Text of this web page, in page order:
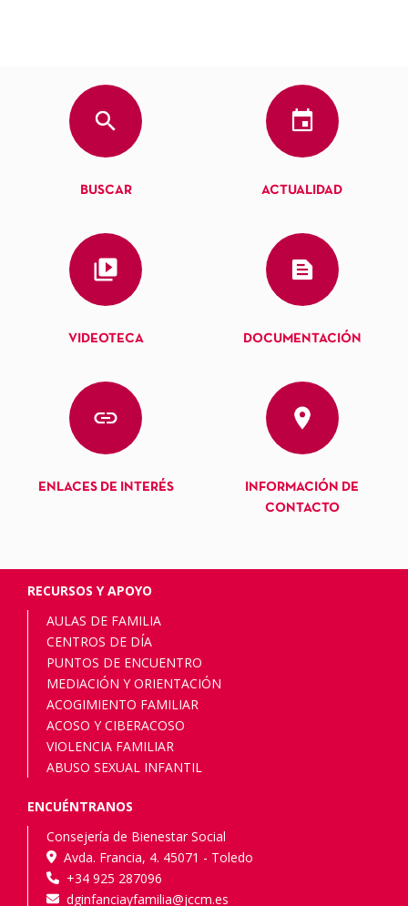
BUSCAR ACTUALIDAD
VIDEOTECA DOCUMENTACIÓN
ENLACES DE INTERÉS
INFORMACIÓN DE
CONTACTO
RECURSOS Y APOYO
AULAS DE FAMILIA
CENTROS DE DÍA
PUNTOS DE ENCUENTRO
MEDIACIÓN Y ORIENTACIÓN
ACOGIMIENTO FAMILIAR
ACOSO Y CIBERACOSO
VIOLENCIA FAMILIAR
ABUSO SEXUAL INFANTIL
ENCUÉNTRANOS
Consejería de Bienestar Social
Avda. Francia, 4. 45071 - Toledo
+34 925 287096
dginfanciayfamilia@jccm.es